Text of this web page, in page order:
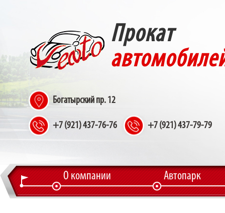
Прокат
Богатырский пр. 12
+7 (921) 437-76-76 +7 (921) 437-79-79
О компании Автопарк